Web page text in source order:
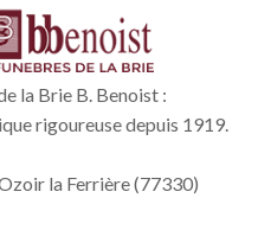
la Brie B. Benoist :
rigoureuse depuis 1919.
la Ferrière (77330)